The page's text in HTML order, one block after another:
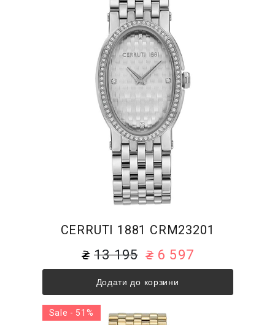
CERRUTI 1881 CRM23201
13 195 6 597
Додати до корзини
Sale - 51%